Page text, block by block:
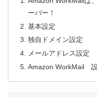
ーバー！
基本設定
独自ドメイン設定
メールアドレス設定
Amazon WorkMail